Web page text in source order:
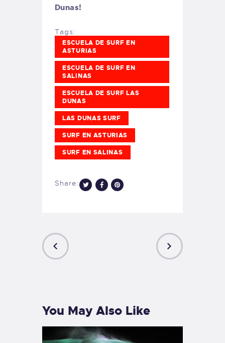
Dunas!
Tags:
ESCUELA DE SURF EN
ASTURIAS
ESCUELA DE SURF EN
SALINAS
ESCUELA DE SURF LAS
DUNAS
LAS DUNAS SURF
SURF EN ASTURIAS
SURF EN SALINAS
Share:
You May Also Like